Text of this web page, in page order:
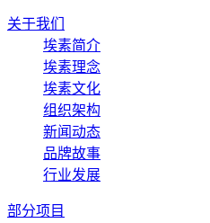
关于我们
埃素简介
埃素理念
埃素文化
组织架构
新闻动态
品牌故事
行业发展
部分项目